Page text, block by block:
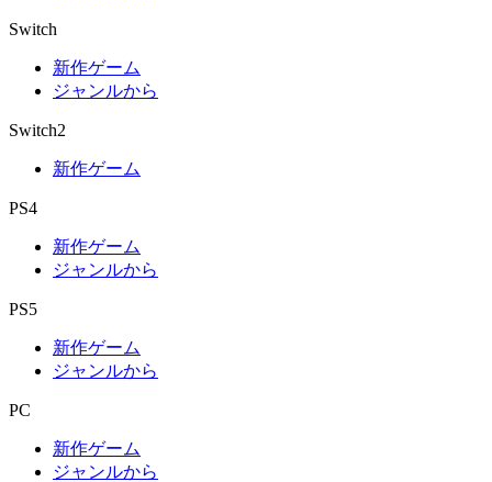
Switch
新作ゲーム
ジャンルから
Switch2
新作ゲーム
PS4
新作ゲーム
ジャンルから
PS5
新作ゲーム
ジャンルから
PC
新作ゲーム
ジャンルから